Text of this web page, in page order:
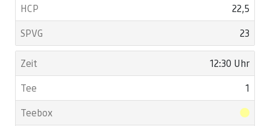
22,5
23
12:30 Uhr
1